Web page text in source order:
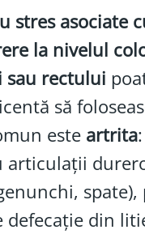
stres asociate
la nivelul
sau rectului
să
este artrita
articulații
spate),
defecație din